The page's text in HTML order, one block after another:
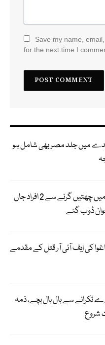
Save my name,
for the next time I
میں جلد مصر بھی شامل ہو
بارشوں کی تباہی؛ قصور میں چھتیں گرنے سے 2 افراد جاں
کی ایف آئی آر قتل کے مقدمے
پر 2 طیارے ٹکرانے سے بال بال بچے، ذمہ
شروع